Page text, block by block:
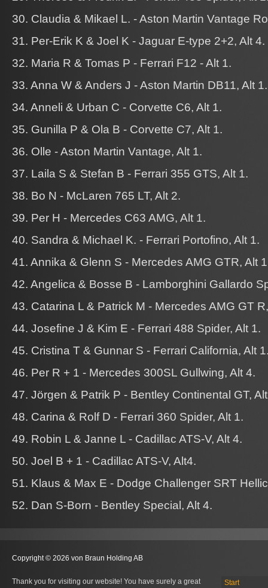
30. Claudia & Mikael L. - Aston Martin Vantage
31. Per-Erik K & Joel K - Jaguar E-type 2+2, Alt 4.
32. Maria R & Tomas P - Ferrari F12 - Alt 1.
33. Anna W & Anders J - Aston Martin DB11, Alt 1.
34. Anneli & Urban C - Corvette C6, Alt 1.
35. Gunilla P & Ola B - Corvette C7, Alt 1.
36. Olle - Aston Martin Vantage, Alt 1.
37. Laila S & Stefan B - Ferrari 355 GTS, Alt 1.
38. Bo N - McLaren 765 LT, Alt 2.
39. Per H - Mercedes C63 AMG, Alt 1.
40. Sandra & Michael K. - Ferrari Portofino, Alt 1.
41. Annika & Glenn S - Mercedes AMG GTR, Alt
42. Angelica & Bosse B - Lamborghini Gallardo
43. Catarina L & Patrick M - Mercedes AMG GT
44. Josefine J & Kim E - Ferrari 488 Spider, Alt 1.
45. Cristina T & Gunnar S - Ferrari California, Alt
46. Per R + 1 - Mercedes 300SL Gullwing, Alt 4.
47. Jörgen & Patrik P - Bentley Continental GT,
48. Carina & Rolf D - Ferrari 360 Spider, Alt 1.
49. Robin L & Janne L - Cadillac ATS-V, Alt 4.
50. Joel B + 1 - Cadillac ATS-V, Alt4.
51. Klaus & Max E - Dodge Challenger SRT
52. Dan S-Born - Bentley Special, Alt 4.
Copyright © 2026 von Braun Holding AB
Thank you for visiting our website! You have surely a great
Start